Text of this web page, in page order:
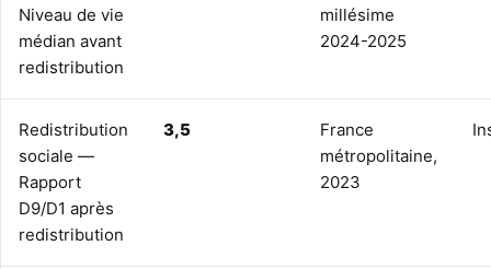
Niveau de vie
médian avant
redistribution
millésime
2024-2025
Redistribution
sociale —
Rapport
D9/D1 après
redistribution
3,5
France
métropolitaine,
2023